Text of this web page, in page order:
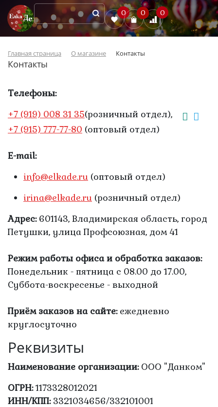
0 0 0
Главная страница О магазине Контакты
Контакты
Телефоны:
+7 (919) 008 31 35(розничный отдел),
+7 (915) 777-77-80 (оптовый отдел)
E-mail:
info@elkade.ru (оптовый отдел)
irina@elkade.ru (розничный отдел)
Адрес: 601143, Владимирская область, город
Петушки, улица Профсоюзная, дом 41
Режим работы офиса и обработка заказов:
Понедельник - пятница с 08.00 до 17.00,
Суббота-воскресенье - выходной
Приём заказов на сайте:ежедневно
круглосуточно
Реквизиты
Наименование организации:ООО "Данком"
ОГРН:1173328012021
ИНН/КПП:3321034656/332101001